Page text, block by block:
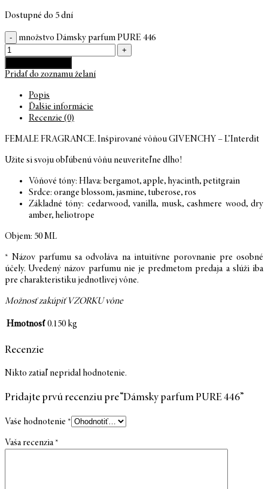
Dostupné do 5 dní
množstvo Dámsky parfum PURE 446
Pridať do zoznamu želaní
Popis
Ďalšie informácie
Recenzie (0)
FEMALE FRAGRANCE. Inšpirované vôňou GIVENCHY – L’Interdit
Užite si svoju obľúbenú vôňu neuveriteľne dlho!
Vôňové tóny: Hlava: bergamot, apple, hyacinth, petitgrain
Srdce: orange blossom, jasmine, tuberose, ros
Základné tóny: cedarwood, vanilla, musk, cashmere wood, dry
amber, heliotrope
Objem: 50 ML
* Názov parfumu sa odvoláva na intuitívne porovnanie pre osobné
účely. Uvedený názov parfumu nie je predmetom predaja a slúži iba
pre charakteristiku jednotlivej vône.
Možnosť zakúpiť VZORKU vône
Hmotnosť 0.150 kg
Recenzie
Nikto zatiaľ nepridal hodnotenie.
Pridajte prvú recenziu pre “Dámsky parfum PURE 446”
Vaše hodnotenie *
Vaša recenzia*